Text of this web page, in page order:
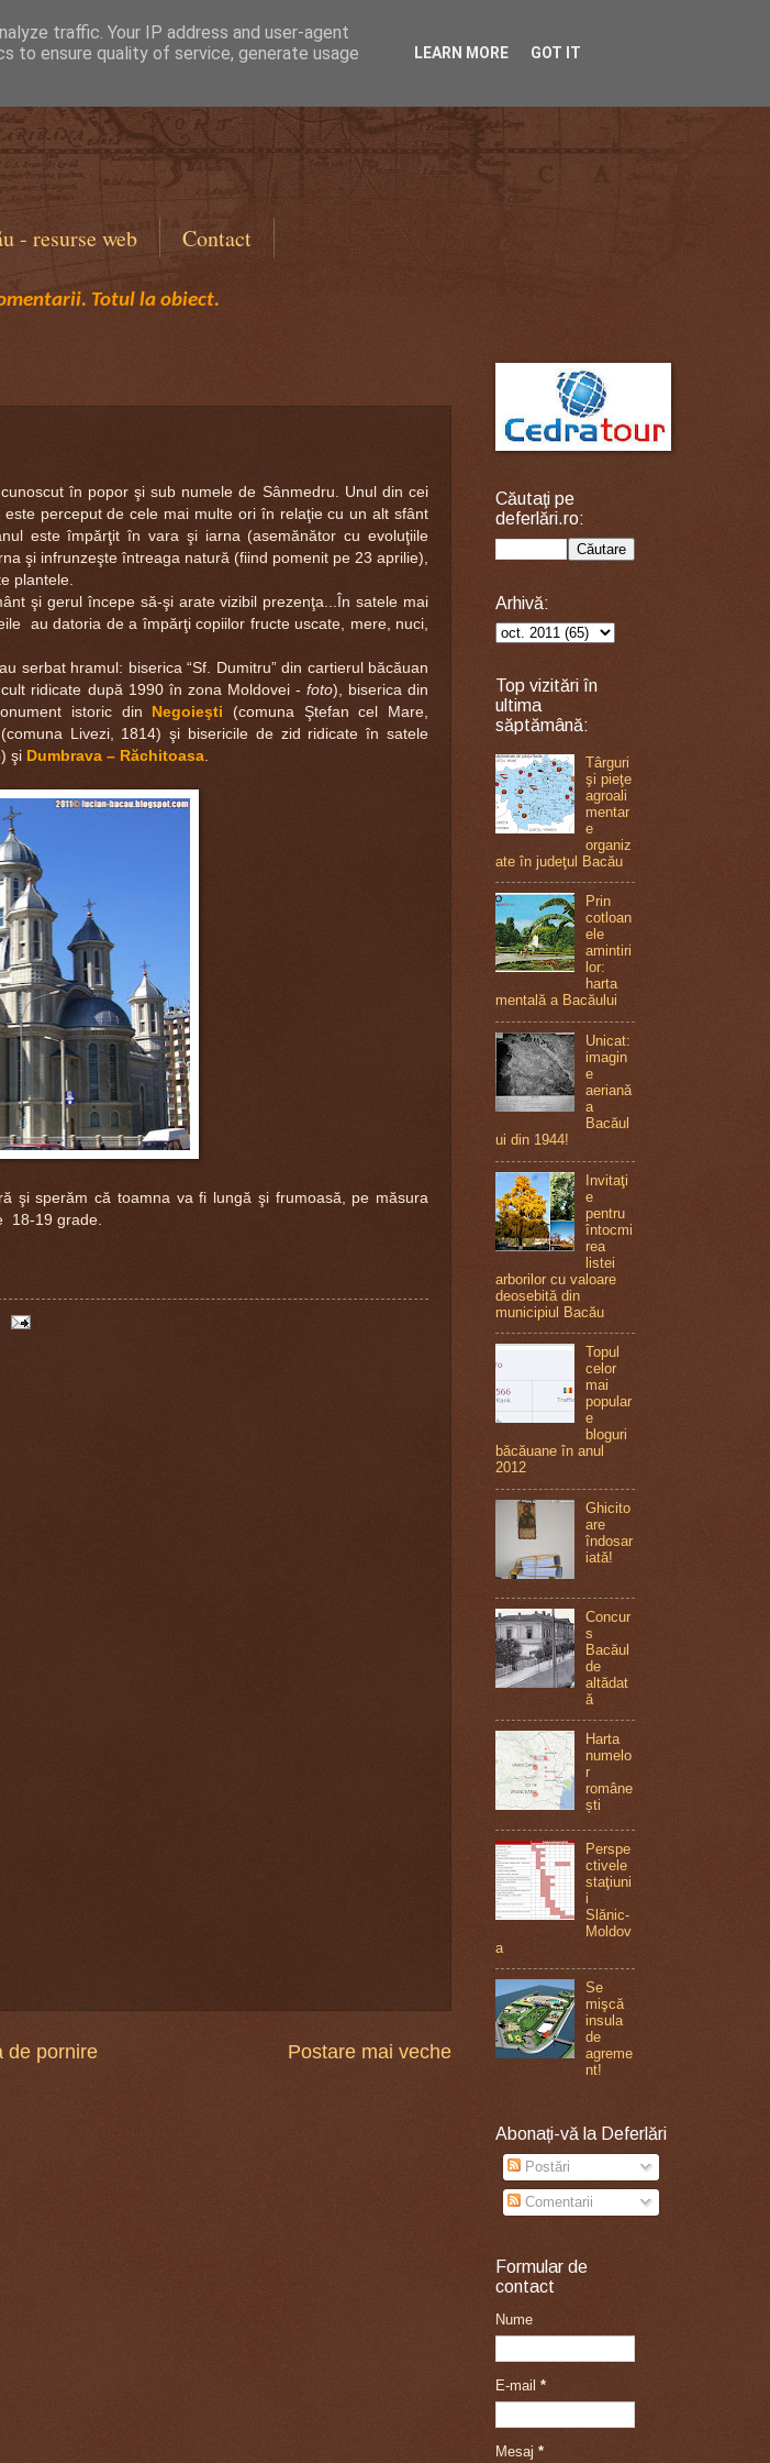
- resurse web Contact
Totul la obiect.
cunoscut în popor şi sub numele de Sânmedru. Unul din cei
perceput de cele mai multe ori în relaţie cu un alt sfânt
este împărţit în vara şi iarna (asemănător cu evoluţiile
şi infrunzeşte întreaga natură (fiind pomenit pe 23 aprilie),
plantele.
şi gerul începe să-şi arate vizibil prezenţa...În satele mai
au datoria de a împărţi copiilor fructe uscate, mere, nuci,
hramul: biserica “Sf. Dumitru” din cartierul băcăuan
ridicate după 1990 în zona Moldovei - foto), biserica din
istoric din Negoieşti (comuna Ştefan cel Mare,
Livezi, 1814) şi bisericile de zid ridicate în satele
şi Dumbrava – Răchitoasa
că toamna va fi lungă şi frumoasă, pe măsura
18-19 grade.
Postare mai veche
de pornire
Căutaţi pe
deferlări.ro:
Arhivă:
Top vizitări în
ultima
săptămână:
Târguri
şi pieţe
agroali
mentar
e
organiz
ate în judeţul Bacău
Prin
cotloan
ele
amintiri
lor:
harta
mentală a Bacăului
Unicat:
imagin
e
aeriană
a
Bacăul
ui din 1944!
Invitaţi
e
pentru
întocmi
rea
listei
arborilor cu valoare
deosebită din
municipiul Bacău
Topul
celor
mai
popular
e
bloguri
băcăuane în anul
2012
Ghicito
are
îndosar
iată!
Concur
s
Bacăul
de
altădat
ă
Harta
numelo
r
române
ști
Perspe
ctivele
staţiuni
i
Slănic-
Moldov
a
Se
mişcă
insula
de
agreme
nt!
Abonați-vă la Deferlări
Postări
Comentarii
Formular de
contact
Nume
E-mail *
Mesaj *
traffic. Your IP address and user-agent
to ensure quality of service, generate usage
LEARN MORE GOT IT